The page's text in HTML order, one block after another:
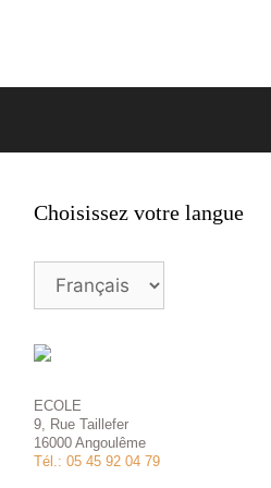
Choisissez votre langue
Choisissez
ECOLE
9, Rue Taillefer
16000 Angoulême
Tél.: 05 45 92 04 79